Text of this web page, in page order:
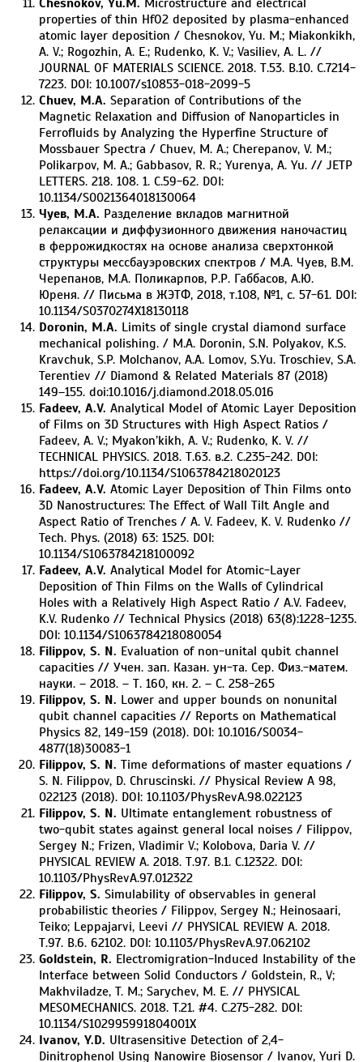
properties of thin HfO2 deposited by plasma-enhanced
atomic layer deposition / Chesnokov, Yu. M.; Miakonkikh,
A. V.; Rogozhin, A. E.; Rudenko, K. V.; Vasiliev, A. L. //
JOURNAL OF MATERIALS SCIENCE. 2018. Т.53. В.10. С.7214-
7223. DOI: 10.1007/s10853-018-2099-5
Chuev, M.A. Separation of Contributions of the
Magnetic Relaxation and Diffusion of Nanoparticles in
Ferrofluids by Analyzing the Hyperfine Structure of
Mossbauer Spectra / Chuev, M. A.; Cherepanov, V. M.;
Polikarpov, M. A.; Gabbasov, R. R.; Yurenya, A. Yu. // JETP
LETTERS. 218. 108. 1. C.59-62. DOI:
10.1134/S0021364018130064
Чуев, М.А. Разделение вкладов магнитной
релаксации и диффузионного движения наночастиц
в феррожидкостях на основе анализа сверхтонкой
структуры мессбауэровских спектров / М.А. Чуев, В.М.
Черепанов, М.А. Поликарпов, Р.Р. Габбасов, А.Ю.
Юреня. // Письма в ЖЭТФ, 2018, т.108, №1, с. 57-61. DOI:
10.1134/S0370274X18130118
Doronin, M.A. Limits of single crystal diamond surface
mechanical polishing. / M.A. Doronin, S.N. Polyakov, K.S.
Kravchuk, S.P. Molchanov, A.A. Lomov, S.Yu. Troschiev, S.A.
Terentiev // Diamond & Related Materials 87 (2018)
149–155. doi:10.1016/j.diamond.2018.05.016
Fadeev, A.V. Analytical Model of Atomic Layer Deposition
of Films on 3D Structures with High Aspect Ratios /
Fadeev, A. V.; Myakon’kikh, A. V.; Rudenko, K. V. //
TECHNICAL PHYSICS. 2018. Т.63. в.2. С.235-242. DOI:
https://doi.org/10.1134/S1063784218020123
Fadeev, A.V. Atomic Layer Deposition of Thin Films onto
3D Nanostructures: The Effect of Wall Tilt Angle and
Aspect Ratio of Trenches / A. V. Fadeev, K. V. Rudenko //
Tech. Phys. (2018) 63: 1525. DOI:
10.1134/S1063784218100092
Fadeev, A.V. Analytical Model for Atomic-Layer
Deposition of Thin Films on the Walls of Cylindrical
Holes with a Relatively High Aspect Ratio / A.V. Fadeev,
K.V. Rudenko // Technical Physics (2018) 63(8):1228-1235.
DOI: 10.1134/S1063784218080054
Filippov, S. N. Evaluation of non-unital qubit channel
capacities // Учен. зап. Казан. ун-та. Сер. Физ.-матем.
науки. – 2018. – Т. 160, кн. 2. – С. 258-265
Filippov, S. N. Lower and upper bounds on nonunital
qubit channel capacities // Reports on Mathematical
Physics 82, 149-159 (2018). DOI: 10.1016/S0034-
4877(18)30083-1
Filippov, S. N. Time deformations of master equations /
S. N. Filippov, D. Chruscinski. // Physical Review A 98,
022123 (2018). DOI: 10.1103/PhysRevA.98.022123
Filippov, S. N. Ultimate entanglement robustness of
two-qubit states against general local noises / Filippov,
Sergey N.; Frizen, Vladimir V.; Kolobova, Daria V. //
PHYSICAL REVIEW A. 2018. Т.97. В.1. С.12322. DOI:
10.1103/PhysRevA.97.012322
Filippov, S. Simulability of observables in general
probabilistic theories / Filippov, Sergey N.; Heinosaari,
Teiko; Leppajarvi, Leevi // PHYSICAL REVIEW A. 2018.
Т.97. В.6. 62102. DOI: 10.1103/PhysRevA.97.062102
Goldstein, R. Electromigration-Induced Instability of the
Interface between Solid Conductors / Goldstein, R., V;
Makhviladze, T. M.; Sarychev, M. E. // PHYSICAL
MESOMECHANICS. 2018. T.21. #4. C.275-282. DOI:
10.1134/S102995991804001X
Ivanov, Y.D. Ultrasensitive Detection of 2,4-
Dinitrophenol Using Nanowire Biosensor / Ivanov, Yuri D.